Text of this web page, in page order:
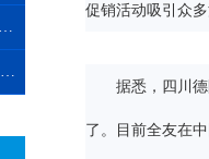
陕西安康一楼盘租用400万直升机空中看房
世纪缘MLE珠宝五一期间租赁4架直升机在四个城市庆典
促销活动吸引众多
据悉，四川
了。目前全友在